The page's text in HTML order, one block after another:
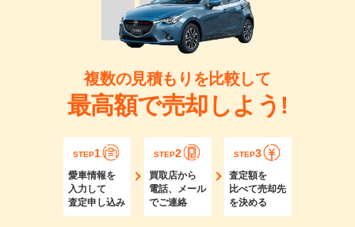
複数の見積もりを比較して
最高額で売却しよう!
STEP1
愛車情報を
入力して
査定申し込み
STEP2
買取店から
電話、メール
でご連絡
STEP3
査定額を
比べて売却先
を決める